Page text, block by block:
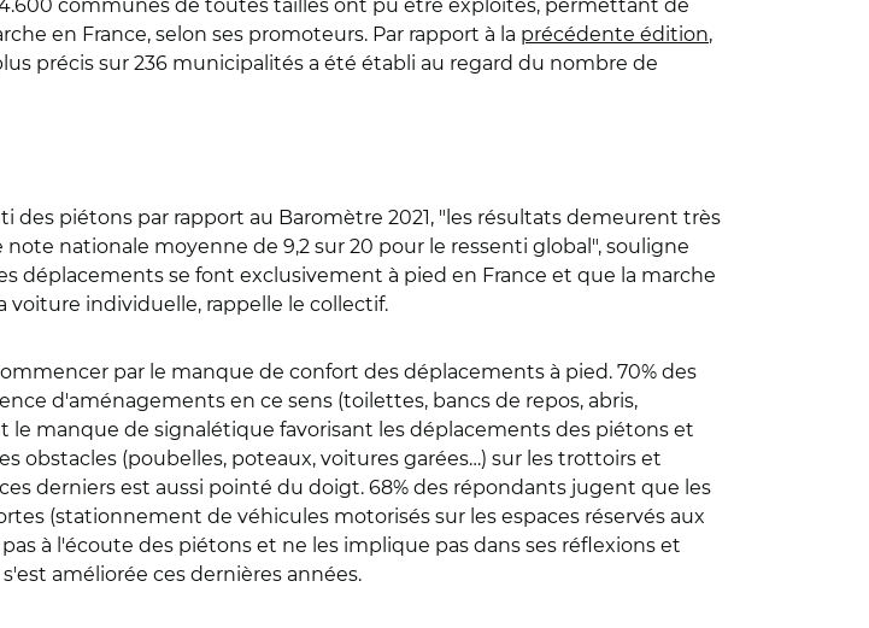
communes de toutes tailles ont pu être exploités, permettant de
en France, selon ses promoteurs. Par rapport à la précédente édition,
précis sur 236 municipalités a été établi au regard du nombre de
piétons par rapport au Baromètre 2021, "les résultats demeurent très
nationale moyenne de 9,2 sur 20 pour le ressenti global", souligne
déplacements se font exclusivement à pied en France et que la marche
individuelle, rappelle le collectif.
par le manque de confort des déplacements à pied. 70% des
d'aménagements en ce sens (toilettes, bancs de repos, abris,
manque de signalétique favorisant les déplacements des piétons et
obstacles (poubelles, poteaux, voitures garées…) sur les trottoirs et
derniers est aussi pointé du doigt. 68% des répondants jugent que les
(stationnement de véhicules motorisés sur les espaces réservés aux
à l'écoute des piétons et ne les implique pas dans ses réflexions et
améliorée ces dernières années.